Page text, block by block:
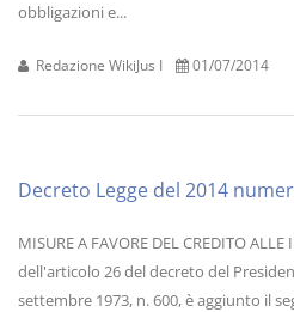
obbligazioni e...
Redazione WikiJus I 01/07/2014
Decreto Legge del 2014
MISURE A FAVORE DEL CREDITO
dell'articolo 26 del decreto del
settembre 1973, n. 600, è aggiunto il